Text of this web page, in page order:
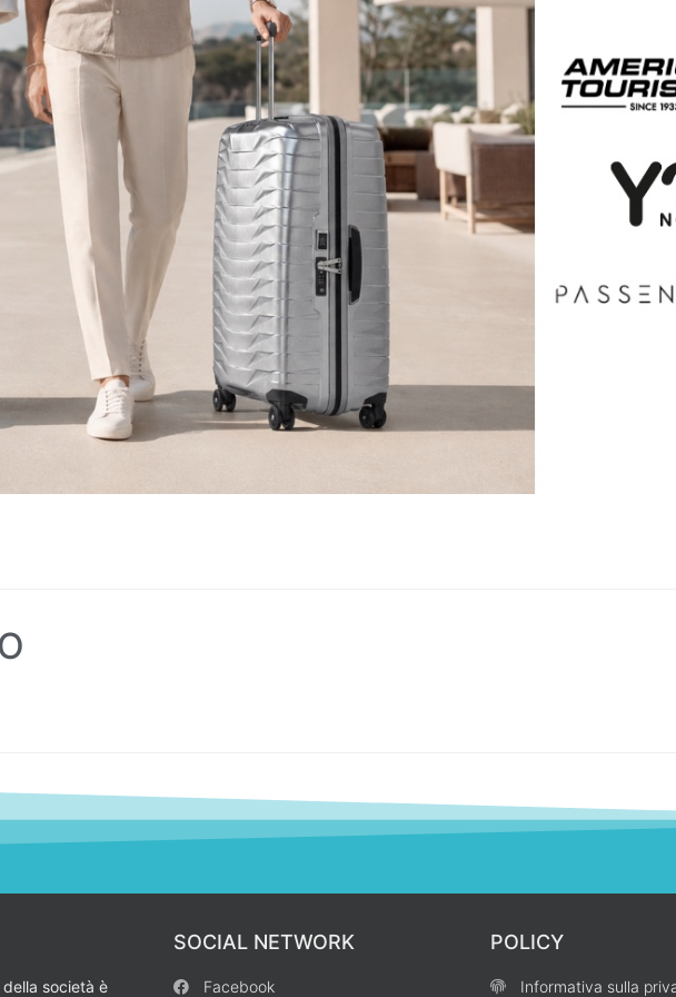
società è
SOCIAL NETWORK
Facebook
POLICY
Informativa sulla